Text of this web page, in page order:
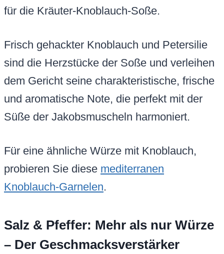
für die Kräuter-Knoblauch-Soße.
Frisch gehackter Knoblauch und Petersilie
sind die Herzstücke der Soße und verleihen
dem Gericht seine charakteristische, frische
und aromatische Note, die perfekt mit der
Süße der Jakobsmuscheln harmoniert.
Für eine ähnliche Würze mit Knoblauch,
probieren Sie diese mediterranen
Knoblauch-Garnelen.
Salz & Pfeffer: Mehr als nur Würze
– Der Geschmacksverstärker